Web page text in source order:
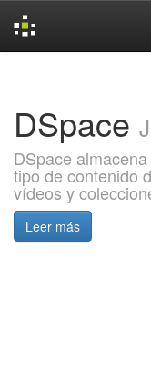
DSpace
DSpace
tipo de contenido
vídeos y
Leer más